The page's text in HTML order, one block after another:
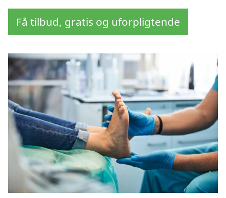
Få tilbud, gratis og uforpligtende